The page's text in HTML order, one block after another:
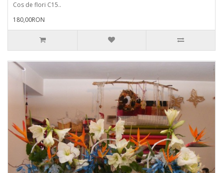
Cos de flori C15..
180,00RON